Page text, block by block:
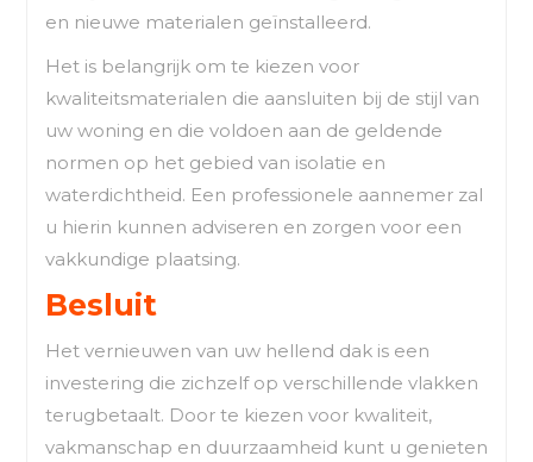
en nieuwe materialen geïnstalleerd.
Het is belangrijk om te kiezen voor
kwaliteitsmaterialen die aansluiten bij de stijl van
uw woning en die voldoen aan de geldende
normen op het gebied van isolatie en
waterdichtheid. Een professionele aannemer zal
u hierin kunnen adviseren en zorgen voor een
vakkundige plaatsing.
Besluit
Het vernieuwen van uw hellend dak is een
investering die zichzelf op verschillende vlakken
terugbetaalt. Door te kiezen voor kwaliteit,
vakmanschap en duurzaamheid kunt u genieten